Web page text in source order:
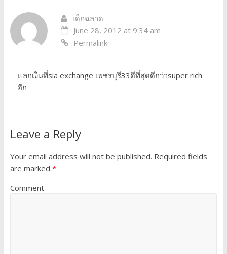
เด็กฉลาด
June 28, 2012 at 9:34 am
Permalink
แลกเงินที่sia exchange เพชรบุรี33ดีที่สุดดีกว่าsuper rich
อีก
Leave a Reply
Your email address will not be published. Required fields
are marked *
Comment